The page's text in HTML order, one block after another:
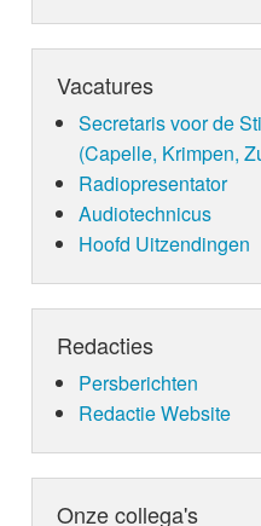
Vacatures
Secretaris voor de
(Capelle, Krimpen,
Radiopresentator
Audiotechnicus
Hoofd Uitzendingen
Redacties
Persberichten
Redactie Website
Onze collega's